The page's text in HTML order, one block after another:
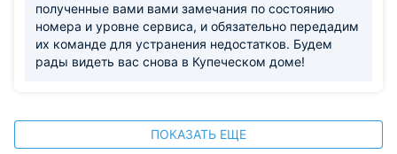
полученные вами вами замечания по состоянию
номера и уровне сервиса, и обязательно передадим
их команде для устранения недостатков. Будем
рады видеть вас снова в Купеческом доме!
ПОКАЗАТЬ ЕЩЕ